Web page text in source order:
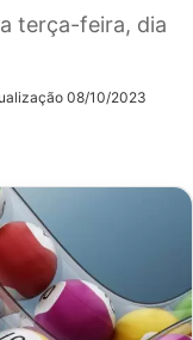
terça-feira, dia
08/10/2023